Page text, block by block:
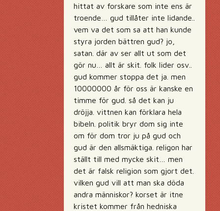
hittat av forskare som inte ens är
troende… gud tillåter inte lidande..
vem va det som sa att han kunde
styra jorden bättren gud? jo,
satan. där av ser allt ut som det
gör nu… allt är skit. folk lider osv..
gud kommer stoppa det ja. men
10000000 år för oss är kanske en
timme för gud. så det kan ju
dröjja. vittnen kan förklara hela
bibeln. politik bryr dom sig inte
om för dom tror ju på gud och
gud är den allsmäktiga. religon har
ställt till med mycke skit… men
det är falsk religion som gjort det.
vilken gud vill att man ska döda
andra människor? korset är itne
kristet kommer från hedniska